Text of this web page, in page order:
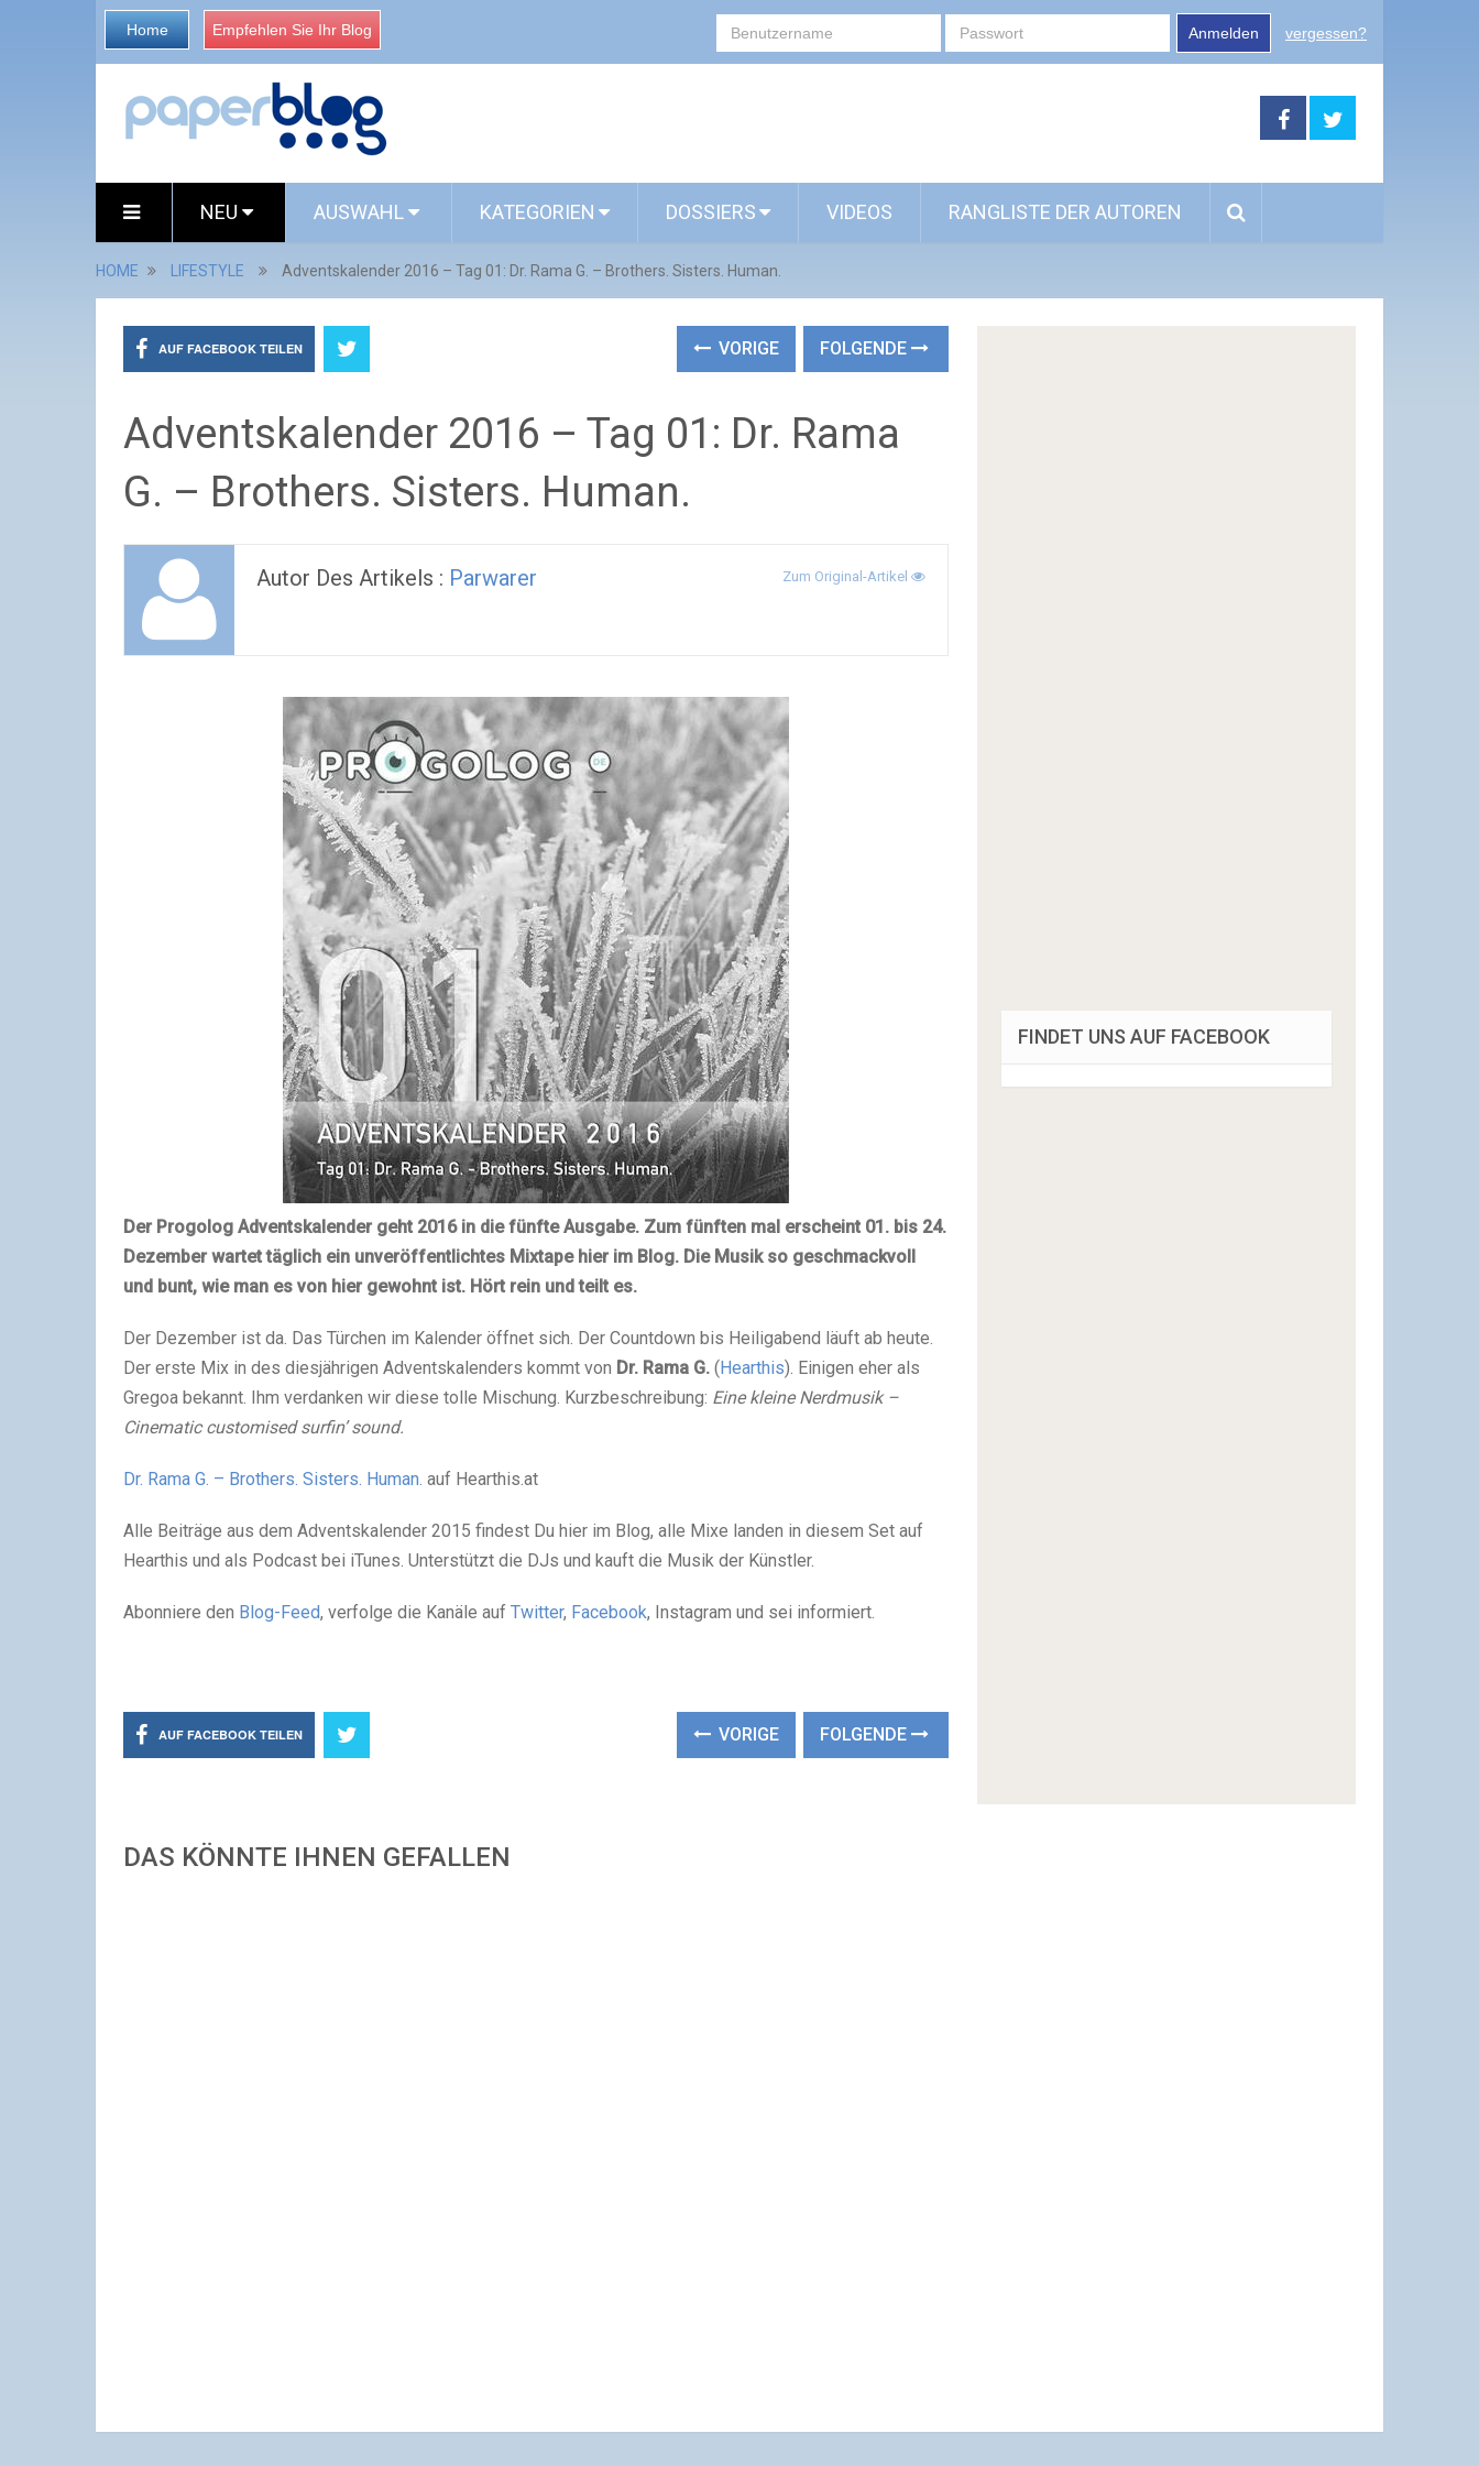
Home Empfehlen Sie Ihr Blog Anmelden vergessen?
NEU AUSWAHL KATEGORIEN DOSSIERS VIDEOS RANGLISTE DER AUTOREN
HOME LIFESTYLE Adventskalender 2016 – Tag 01: Dr. Rama G. – Brothers. Sisters. Human.
AUF FACEBOOK TEILEN VORIGE FOLGENDE
Adventskalender 2016 – Tag 01: Dr. Rama
G. – Brothers. Sisters. Human.
Autor Des Artikels : Parwarer Zum Original-Artikel
Der Progolog Adventskalender geht 2016 in die fünfte Ausgabe. Zum fünften mal erscheint 01. bis 24.
Dezember wartet täglich ein unveröffentlichtes Mixtape hier im Blog. Die Musik so geschmackvoll
und bunt, wie man es von hier gewohnt ist. Hört rein und teilt es.
Der Dezember ist da. Das Türchen im Kalender öffnet sich. Der Countdown bis Heiligabend läuft ab heute.
Der erste Mix in des diesjährigen Adventskalenders kommt von Dr. Rama G. (Hearthis). Einigen eher als
Gregoa bekannt. Ihm verdanken wir diese tolle Mischung. Kurzbeschreibung: Eine kleine Nerdmusik –
Cinematic customised surfin’ sound.
Dr. Rama G. – Brothers. Sisters. Human. auf Hearthis.at
Alle Beiträge aus dem Adventskalender 2015 findest Du hier im Blog, alle Mixe landen in diesem Set auf
Hearthis und als Podcast bei iTunes. Unterstützt die DJs und kauft die Musik der Künstler.
Abonniere den Blog-Feed, verfolge die Kanäle auf Twitter, Facebook, Instagram und sei informiert.
AUF FACEBOOK TEILEN VORIGE FOLGENDE
DAS KÖNNTE IHNEN GEFALLEN
FINDET UNS AUF FACEBOOK